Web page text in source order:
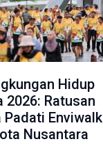
Hidup
2026: Ratusan
Padati Enviwalk
Nusantara